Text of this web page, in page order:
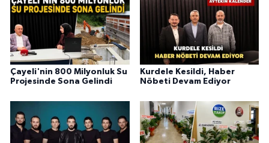
Çayeli'nin 800 Milyonluk Su
Projesinde Sona Gelindi
Kurdele Kesildi, Haber
Nöbeti Devam Ediyor